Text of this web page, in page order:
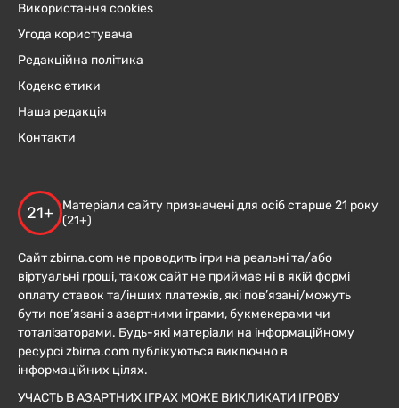
Використання cookies
Угода користувача
Редакційна політика
Кодекс етики
Наша редакція
Контакти
21+
Матеріали сайту призначені для осіб старше 21 року
(21+)
Сайт zbirna.com не проводить ігри на реальні та/або
віртуальні гроші, також сайт не приймає ні в якій формі
оплату ставок та/інших платежів, які пов’язані/можуть
бути пов’язані з азартними іграми, букмекерами чи
тоталізаторами. Будь-які матеріали на інформаційному
ресурсі zbirna.com публікуються виключно в
інформаційних цілях.
УЧАСТЬ В АЗАРТНИХ ІГРАХ МОЖЕ ВИКЛИКАТИ ІГРОВУ